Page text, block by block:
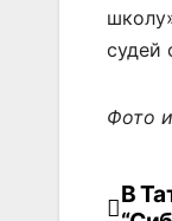
судей
Фото
В